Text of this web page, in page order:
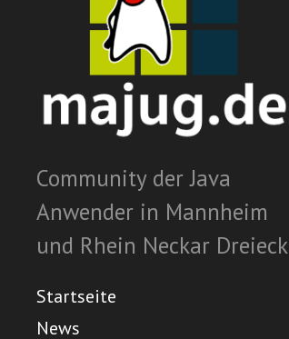
Community der Java
Anwender in Mannheim
und Rhein Neckar Dreieck
Startseite
News